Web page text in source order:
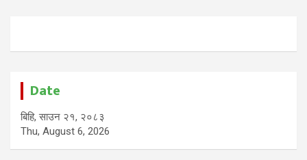
Date
बिहि, साउन २१, २०८३
Thu, August 6, 2026